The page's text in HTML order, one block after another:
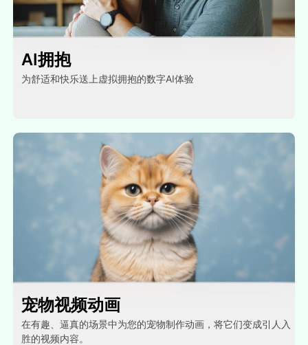
AI拥抱
为舒适和快乐送上虚拟拥抱的数字AI体验
宠物视频动画
在有趣、逼真的场景中为您的宠物制作动画，将它们变成引人入
胜的视频内容。